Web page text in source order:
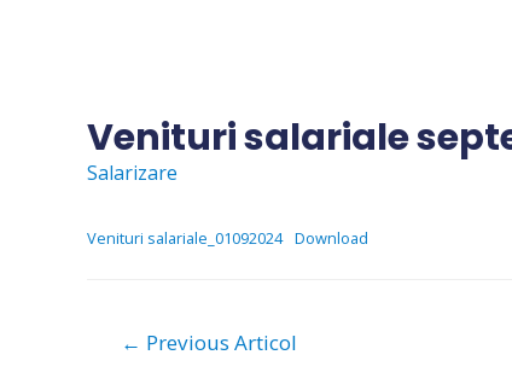
Venituri salariale
Salarizare
Venituri salariale_01092024 Download
Navigare
← Previous Articol